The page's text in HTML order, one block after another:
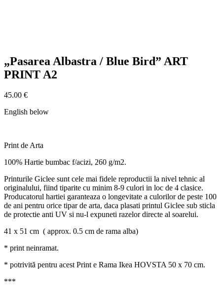
„Pasarea Albastra / Blue Bird” ART
PRINT A2
45.00 €
English below
Print de Arta
100% Hartie bumbac f/acizi, 260 g/m2.
Printurile Giclee sunt cele mai fidele reproductii la nivel tehnic al
originalului, fiind tiparite cu minim 8-9 culori in loc de 4 clasice.
Producatorul hartiei garanteaza o longevitate a culorilor de peste 100
de ani pentru orice tipar de arta, daca plasati printul Giclee sub sticla
de protectie anti UV si nu-l expuneti razelor directe al soarelui.
41 x 51 cm ( approx. 0.5 cm de rama alba)
* print neinramat.
* potrivită pentru acest Print e Rama Ikea HOVSTA 50 x 70 cm.
***